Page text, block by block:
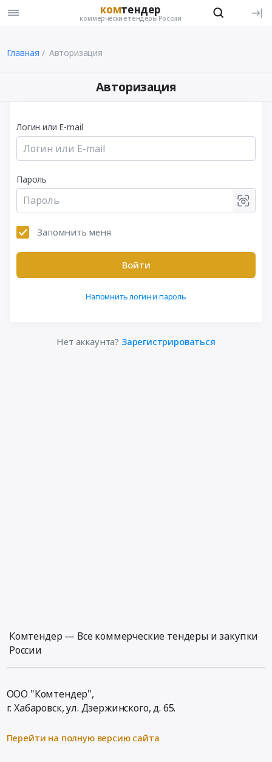
комтендер
коммерческие тендеры России
Главная Авторизация
Авторизация
Логин или E-mail
Пароль
Запомнить меня
Войти
Напомнить логин и пароль
Нет аккаунта? Зарегистрироваться
Комтендер — Все коммерческие тендеры и закупки
России
ООО "Комтендер",
г. Хабаровск,ул. Дзержинского, д. 65.
Перейти на полную версию сайта